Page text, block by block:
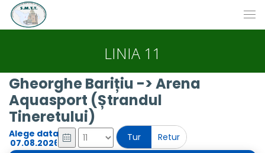
LINIA 11
Gheorghe Barițiu -> Arena
Aquasport (Ștrandul
Tineretului)
Alege data Tur Retur